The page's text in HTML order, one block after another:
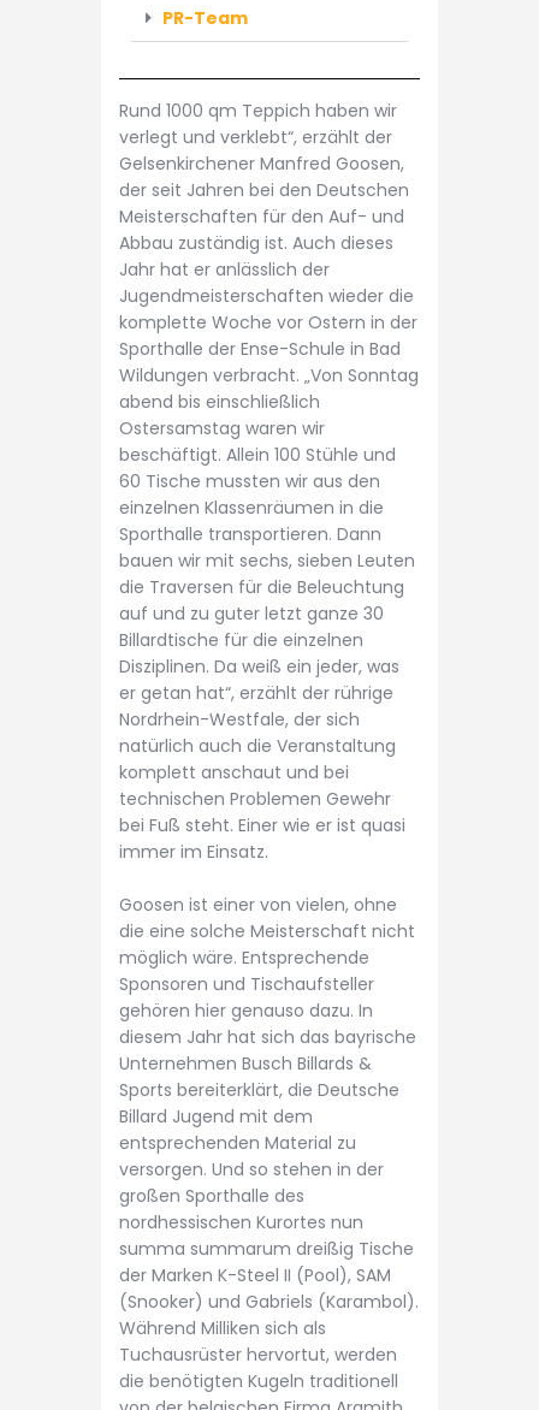
PR-Team
Rund 1000 qm Teppich haben wir
verlegt und verklebt“, erzählt der
Gelsenkirchener Manfred Goosen,
der seit Jahren bei den Deutschen
Meisterschaften für den Auf- und
Abbau zuständig ist. Auch dieses
Jahr hat er anlässlich der
Jugendmeisterschaften wieder die
komplette Woche vor Ostern in der
Sporthalle der Ense-Schule in Bad
Wildungen verbracht. „Von Sonntag
abend bis einschließlich
Ostersamstag waren wir
beschäftigt. Allein 100 Stühle und
60 Tische mussten wir aus den
einzelnen Klassenräumen in die
Sporthalle transportieren. Dann
bauen wir mit sechs, sieben Leuten
die Traversen für die Beleuchtung
auf und zu guter letzt ganze 30
Billardtische für die einzelnen
Disziplinen. Da weiß ein jeder, was
er getan hat“, erzählt der rührige
Nordrhein-Westfale, der sich
natürlich auch die Veranstaltung
komplett anschaut und bei
technischen Problemen Gewehr
bei Fuß steht. Einer wie er ist quasi
immer im Einsatz.
Goosen ist einer von vielen, ohne
die eine solche Meisterschaft nicht
möglich wäre. Entsprechende
Sponsoren und Tischaufsteller
gehören hier genauso dazu. In
diesem Jahr hat sich das bayrische
Unternehmen Busch Billards &
Sports bereiterklärt, die Deutsche
Billard Jugend mit dem
entsprechenden Material zu
versorgen. Und so stehen in der
großen Sporthalle des
nordhessischen Kurortes nun
summa summarum dreißig Tische
der Marken K-Steel II (Pool), SAM
(Snooker) und Gabriels (Karambol).
Während Milliken sich als
Tuchausrüster hervortut, werden
die benötigten Kugeln traditionell